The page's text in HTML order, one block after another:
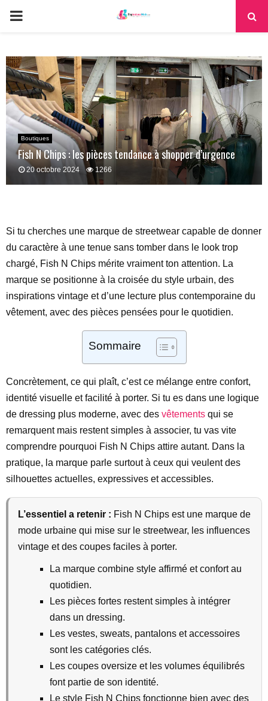
PRIMARY
Boutiques
Fish N Chips : les pièces tendance à shopper d’urgence
20 octobre 2024 1266
Si tu cherches une marque de streetwear capable de donner
du caractère à une tenue sans tomber dans le look trop
chargé, Fish N Chips mérite vraiment ton attention. La
marque se positionne à la croisée du style urbain, des
inspirations vintage et d’une lecture plus contemporaine du
vêtement, avec des pièces pensées pour le quotidien.
Sommaire
Concrètement, ce qui plaît, c’est ce mélange entre confort,
identité visuelle et facilité à porter. Si tu es dans une logique
de dressing plus moderne, avec des vêtements qui se
remarquent mais restent simples à associer, tu vas vite
comprendre pourquoi Fish N Chips attire autant. Dans la
pratique, la marque parle surtout à ceux qui veulent des
silhouettes actuelles, expressives et accessibles.
L’essentiel a retenir : Fish N Chips est une marque de
mode urbaine qui mise sur le streetwear, les influences
vintage et des coupes faciles à porter.
La marque combine style affirmé et confort au
quotidien.
Les pièces fortes restent simples à intégrer
dans un dressing.
Les vestes, sweats, pantalons et accessoires
sont les catégories clés.
Les coupes oversize et les volumes équilibrés
font partie de son identité.
Le style Fish N Chips fonctionne bien avec des